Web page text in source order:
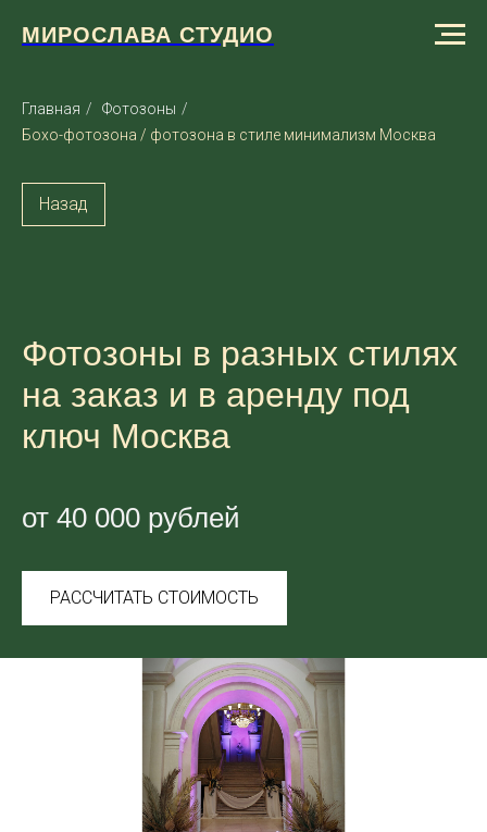
МИРОСЛАВА СТУДИО
Главная / Фотозоны /
Бохо-фотозона / фотозона в стиле минимализм Москва
Назад
Фотозоны в разных стилях
на заказ и в аренду под
ключ Москва
от 40 000 рублей
РАССЧИТАТЬ СТОИМОСТЬ